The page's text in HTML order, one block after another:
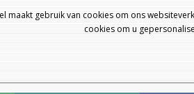
maakt gebruik van cookies om ons
cookies om u